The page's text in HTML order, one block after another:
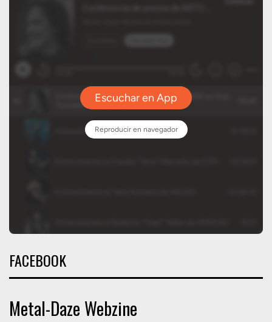
FACEBOOK
Metal-Daze Webzine